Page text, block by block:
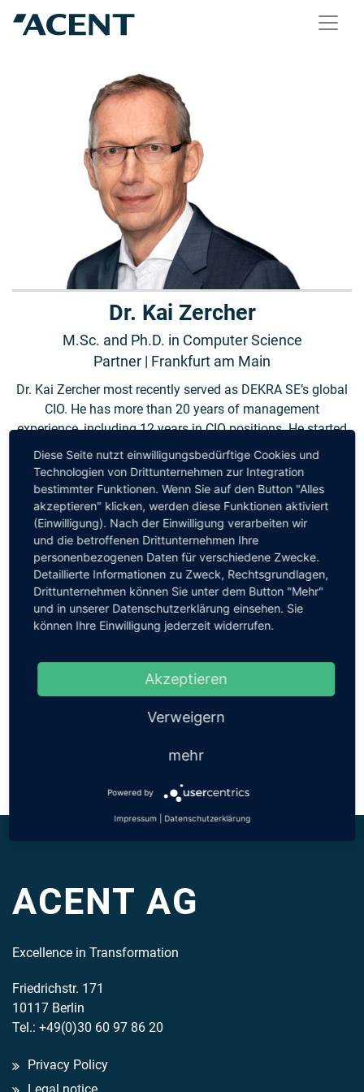
Dr. Kai Zercher
M.Sc. and Ph.D. in Computer Science
Partner | Frankfurt am Main
Dr. Kai Zercher most recently served as DEKRA SE’s global
CIO. He has more than 20 years of management
experience, including 12 years in CIO positions. He started
his professional career as a consultant with
McKinsey&Company, followed by positions at different
companies including Bertelsmann, Wella, Procter&Gamble
and Deutsche Telekom.
Kai Zercher has extensive experience in managing
complex, large-scale projects and organizational
transformations, e.g. internationalization and post merger
integrations. Today, he takes on temporary IT leadership
positions as well as the management of large-scale
ACENT AG
Excellence in Transformation
Friedrichstr. 171
10117 Berlin
Tel.: +49(0)30 60 97 86 20
Privacy Policy
Diese Seite nutzt einwilligungsbedürftige Cookies und
Technologien von Drittunternehmen zur Integration
bestimmter Funktionen. Wenn Sie auf den Button "Alles
akzeptieren" klicken, werden diese Funktionen aktiviert
(Einwilligung). Nach der Einwilligung verarbeiten wir
und die betroffenen Drittunternehmen Ihre
personenbezogenen Daten für verschiedene Zwecke.
Detaillierte Informationen zu Zweck, Rechtsgrundlagen,
Drittunternehmen können Sie unter dem Button "Mehr"
und in unserer Datenschutzerklärung einsehen. Sie
können Ihre Einwilligung jederzeit widerrufen.
Akzeptieren
Verweigern
mehr
Powered by
Impressum Datenschutzerklärung